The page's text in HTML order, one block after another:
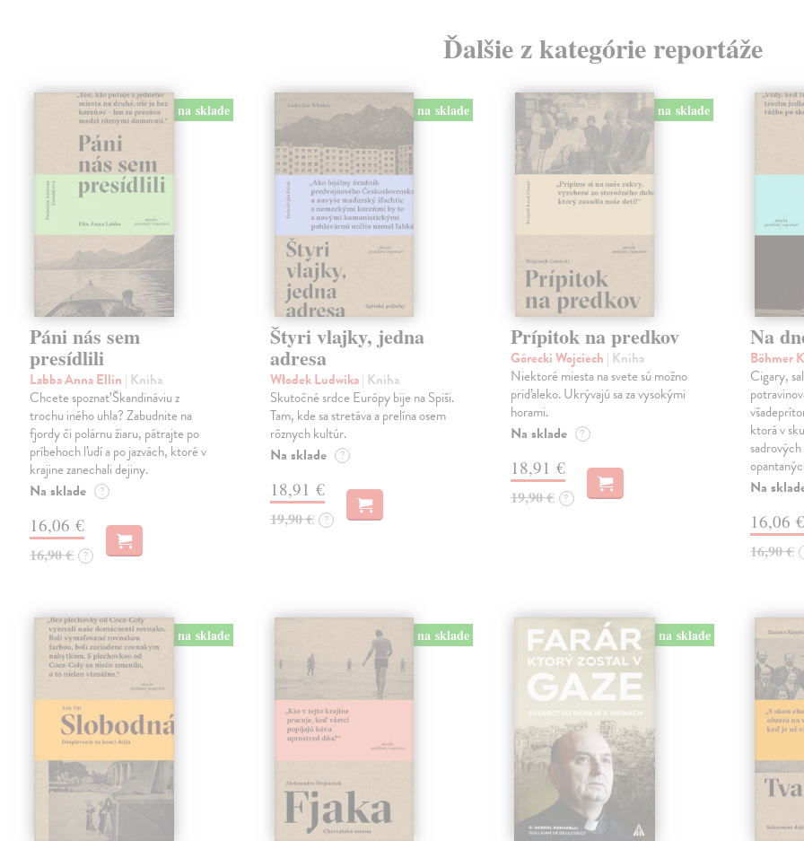
Ďalšie z kategórie reportáže
na sklade
Páni nás sem
presídlili
Labba Anna Ellin | Kniha
Chcete spoznať Škandináviu z
trochu iného uhla? Zabudnite na
fjordy či polárnu žiaru, pátrajte po
príbehoch ľudí a po jazvách, ktoré v
krajine zanechali dejiny.
Na sklade ?
16,06 €
16,90 € ?
na sklade
Štyri vlajky, jedna
adresa
Włodek Ludwika| Kniha
Skutočné srdce Európy bije na Spiši.
Tam, kde sa stretáva a prelína osem
rôznych kultúr.
Na sklade ?
18,91 €
19,90 € ?
na sklade
Prípitok na predkov
Górecki Wojciech | Kniha
Niektoré miesta na svete sú možno
priďaleko. Ukrývajú sa za vysokými
horami.
Na sklade ?
18,91 €
19,90 € ?
Na
Böhmer
Cigary,
ktorá v
Na
16,06 €
16,90 €
na sklade na sklade na sklade